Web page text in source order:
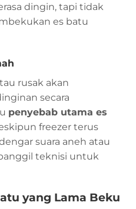
dingin, tapi tidak
es batu
rusak akan
secara
penyebab utama es
freezer terus
suara aneh atau
teknisi untuk
yang Lama Beku